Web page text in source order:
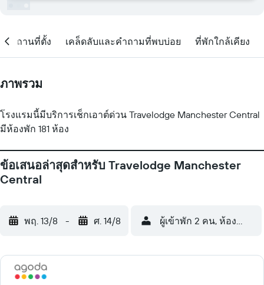
สถานที่ตั้ง เคล็ดลับและคำถามที่พบบ่อย ที่พักใกล้เคียง
ภาพรวม
โรงแรมนี้มีบริการเช็กเอาต์ด่วน Travelodge Manchester Central
มีห้องพัก 181 ห้อง
ข้อเสนอล่าสุดสำหรับ Travelodge Manchester
Central
พฤ. 13/8 - ศ. 14/8 ผู้เข้าพัก 2 คน, ห้องพัก 1